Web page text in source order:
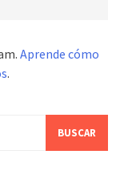
Aprende cómo
.